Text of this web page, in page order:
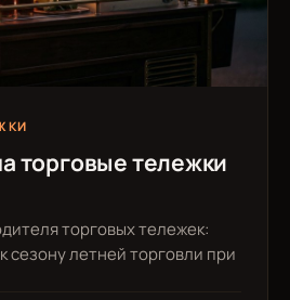
торговые тележки
торговых тележек:
сезону летней торговли при